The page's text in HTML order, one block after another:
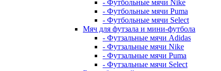
- Футбольные мячи Nike
- Футбольные мячи Puma
- Футбольные мячи Select
Мяч для футзала и мини-футбола
- Футзальные мячи Adidas
- Футзальные мячи Nike
- Футзальные мячи Puma
- Футзальные мячи Select